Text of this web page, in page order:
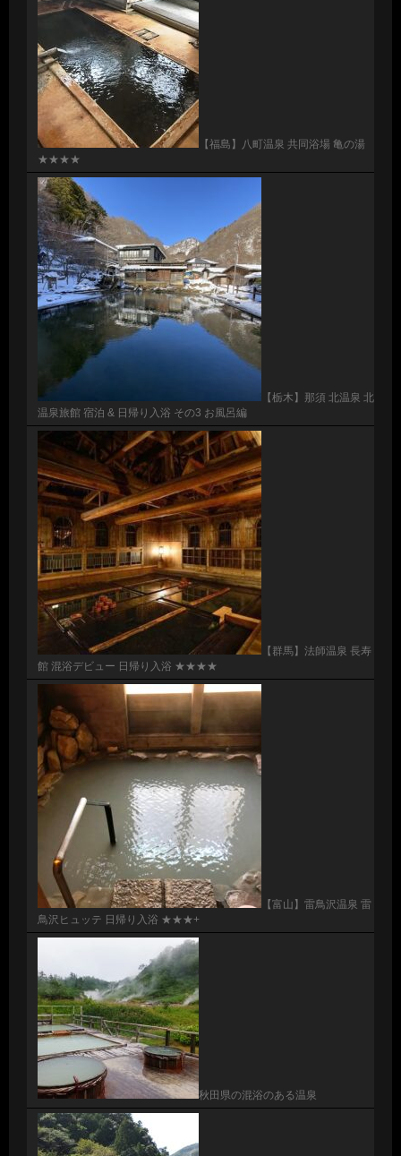
【福島】八町温泉 共同浴場 亀の湯
★★★★
【栃木】那須 北温泉 北
温泉旅館 宿泊 & 日帰り入浴 その3 お風呂編
【群馬】法師温泉 長寿
館 混浴デビュー 日帰り入浴 ★★★★
【富山】雷鳥沢温泉 雷
鳥沢ヒュッテ 日帰り入浴 ★★★+
秋田県の混浴のある温泉